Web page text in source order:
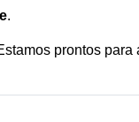
.
prontos para